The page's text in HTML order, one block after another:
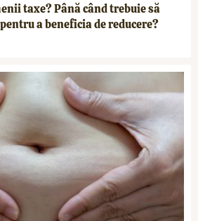
taxe? Până când trebuie să
a beneficia de reducere?